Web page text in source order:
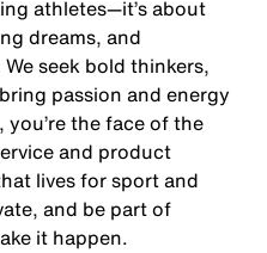
athletes—it’s about
dreams, and
seek bold thinkers,
passion and energy
the face of the
and product
lives for sport and
and be part of
it happen.